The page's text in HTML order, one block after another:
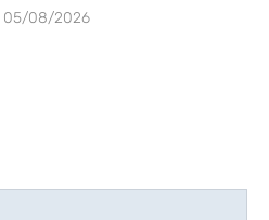
05/08/2026